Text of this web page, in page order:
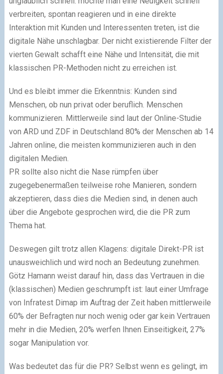
verbreiten, spontan reagieren und in eine direkte
Interaktion mit Kunden und Interessenten treten, ist die
digitale Nähe unschlagbar. Der nicht existierende Filter der
vierten Gewalt schafft eine Nähe und Intensität, die mit
klassischen PR-Methoden nicht zu erreichen ist.
Und es bleibt immer die Erkenntnis: Kunden sind
Menschen, ob nun privat oder beruflich. Menschen
kommunizieren. Mittlerweile sind laut der Online-Studie
von ARD und ZDF in Deutschland 80% der Menschen ab 14
Jahren online, die meisten kommunizieren auch in den
digitalen Medien.
PR sollte also nicht die Nase rümpfen über
zugegebenermaßen teilweise rohe Manieren, sondern
akzeptieren, dass dies die Medien sind, in denen auch
über die Angebote gesprochen wird, die die PR zum
Thema hat.
Deswegen gilt trotz allen Klagens: digitale Direkt-PR ist
unausweichlich und wird noch an Bedeutung zunehmen.
Götz Hamann weist darauf hin, dass das Vertrauen in die
(klassischen) Medien geschrumpft ist: laut einer Umfrage
von Infratest Dimap im Auftrag der Zeit haben mittlerweile
60% der Befragten nur noch wenig oder gar kein Vertrauen
mehr in die Medien, 20% werfen Ihnen Einseitigkeit, 27%
sogar Manipulation vor.
Was bedeutet das für die PR? Selbst wenn es gelingt, im